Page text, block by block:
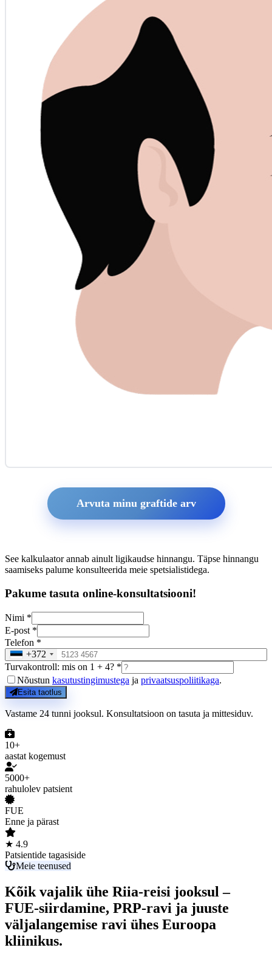
Arvuta minu graftide arv
See kalkulaator annab ainult ligikaudse hinnangu. Täpse hinnangu
saamiseks palume konsulteerida meie spetsialistidega.
Pakume tasuta online-konsultatsiooni!
Nimi *
E-post *
Telefon *
+372
Turvakontroll: mis on 1 + 4? *
Nõustun kasutustingimustega ja privaatsuspoliitikaga.
Esita taotlus
Vastame 24 tunni jooksul. Konsultatsioon on tasuta ja mittesiduv.
10+
aastat kogemust
5000+
rahulolev patsient
FUE
Enne ja pärast
★ 4.9
Patsientide tagasiside
Meie teenused
Kõik vajalik ühe Riia-reisi jooksul –
FUE-siirdamine, PRP-ravi ja juuste
väljalangemise ravi ühes Euroopa
kliinikus.